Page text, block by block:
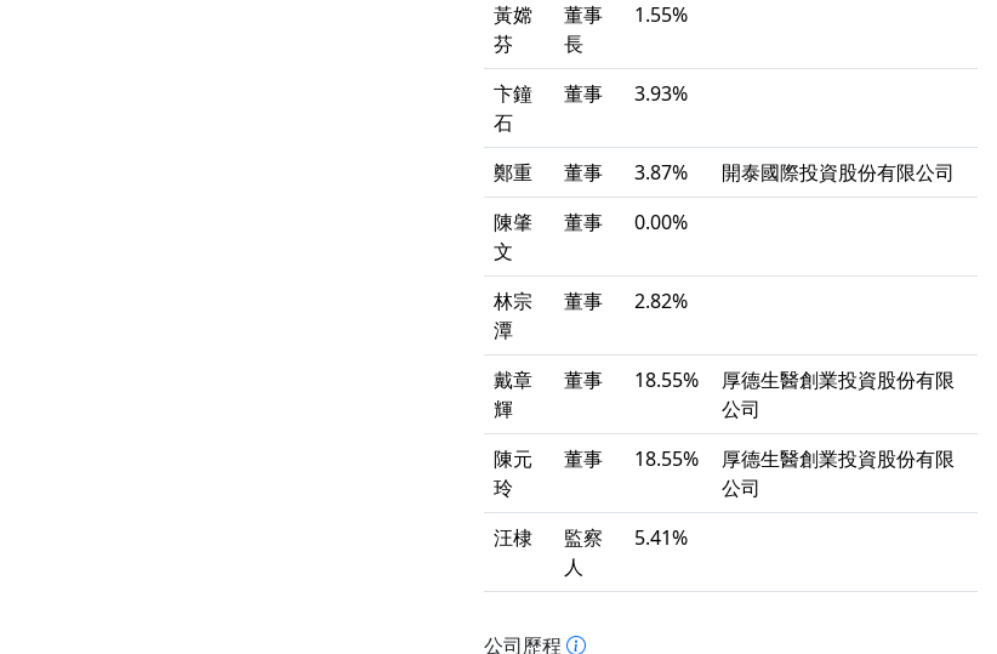
黃嫦
芬
董事
長
1.55%
卞鐘
石
董事 3.93%
鄭重 董事 3.87%
開泰國際投資股份有限公司
陳肇
文
董事 0.00%
林宗
潭
董事 2.82%
戴章
輝
董事 18.55%
厚德生醫創業投資股份有限
公司
陳元
玲
董事 18.55%
厚德生醫創業投資股份有限
公司
汪棣
監察
人
5.41%
公司歷程